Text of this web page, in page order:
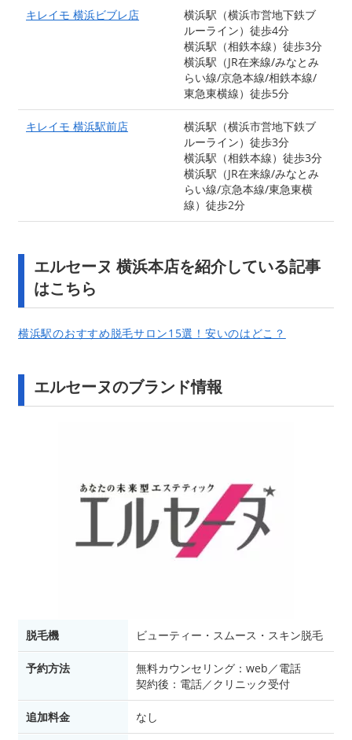
キレイモ 横浜ビブレ店
横浜駅（横浜市営地下鉄ブ
ルーライン）徒歩4分
横浜駅（相鉄本線）徒歩3分
横浜駅（JR在来線/みなとみ
らい線/京急本線/相鉄本線/
東急東横線）徒歩5分
キレイモ 横浜駅前店
横浜駅（横浜市営地下鉄ブ
ルーライン）徒歩3分
横浜駅（相鉄本線）徒歩3分
横浜駅（JR在来線/みなとみ
らい線/京急本線/東急東横
線）徒歩2分
エルセーヌ 横浜本店を紹介している記事
はこちら
横浜駅のおすすめ脱毛サロン15選！安いのはどこ？
エルセーヌのブランド情報
脱毛機 ビューティー・スムース・スキン脱毛
予約方法
無料カウンセリング：web／電話
契約後：電話／クリニック受付
追加料金 なし